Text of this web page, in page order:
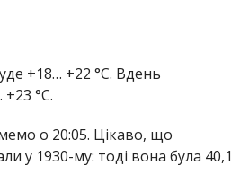
+18… +22 °С. Вдень
°С.
о 20:05. Цікаво, що
у 1930-му: тоді вона була 40,1